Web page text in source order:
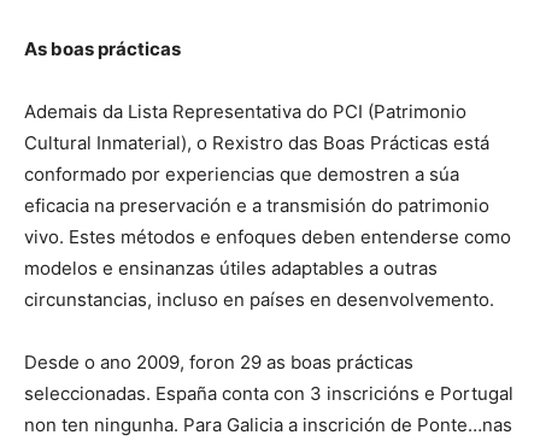
As boas prácticas
Ademais da Lista Representativa do PCI (Patrimonio
Cultural Inmaterial), o Rexistro das Boas Prácticas está
conformado por experiencias que demostren a súa
eficacia na preservación e a transmisión do patrimonio
vivo. Estes métodos e enfoques deben entenderse como
modelos e ensinanzas útiles adaptables a outras
circunstancias, incluso en países en desenvolvemento.
Desde o ano 2009, foron 29 as boas prácticas
seleccionadas. España conta con 3 inscricións e Portugal
non ten ningunha. Para Galicia a inscrición de Ponte…nas